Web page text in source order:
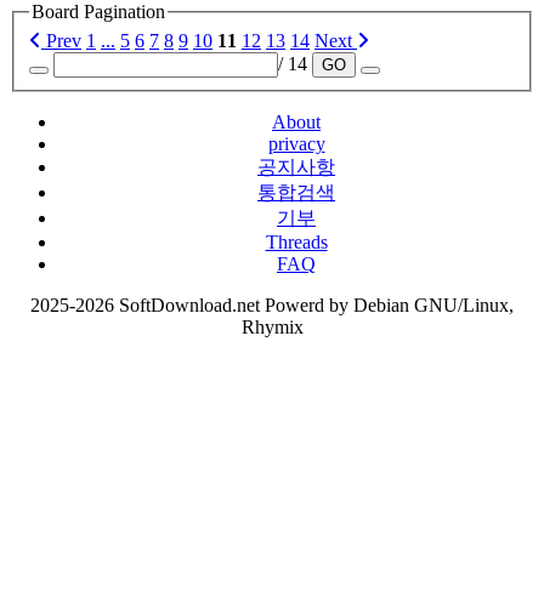
Board Pagination
Prev 1 ... 5 6 7 8 9 10 11 12 13 14 Next
/ 14
GO
About
privacy
공지사항
통합검색
기부
Threads
FAQ
2025-2026 SoftDownload.net Powerd by Debian GNU/Linux,
Rhymix